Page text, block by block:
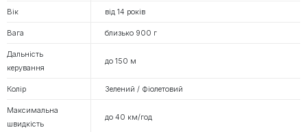
Вік від 14 років
Вага близько 900 г
Дальність
керування
до 150 м
Колір Зелений / Фіолетовий
Максимальна
швидкість
до 40 км/год